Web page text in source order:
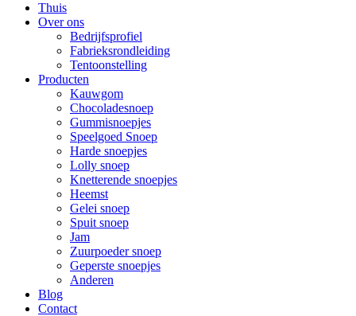
Thuis
Over ons
Bedrijfsprofiel
Fabrieksrondleiding
Tentoonstelling
Producten
Kauwgom
Chocoladesnoep
Gummisnoepjes
Speelgoed Snoep
Harde snoepjes
Lolly snoep
Knetterende snoepjes
Heemst
Gelei snoep
Spuit snoep
Jam
Zuurpoeder snoep
Geperste snoepjes
Anderen
Blog
Contact